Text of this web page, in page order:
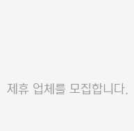
제휴 업체를 모집합니다.